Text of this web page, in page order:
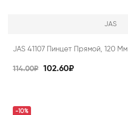
JAS
JAS 41107 Пинцет Прямой, 120 Мм
114.00₽ 102.60₽
-10%